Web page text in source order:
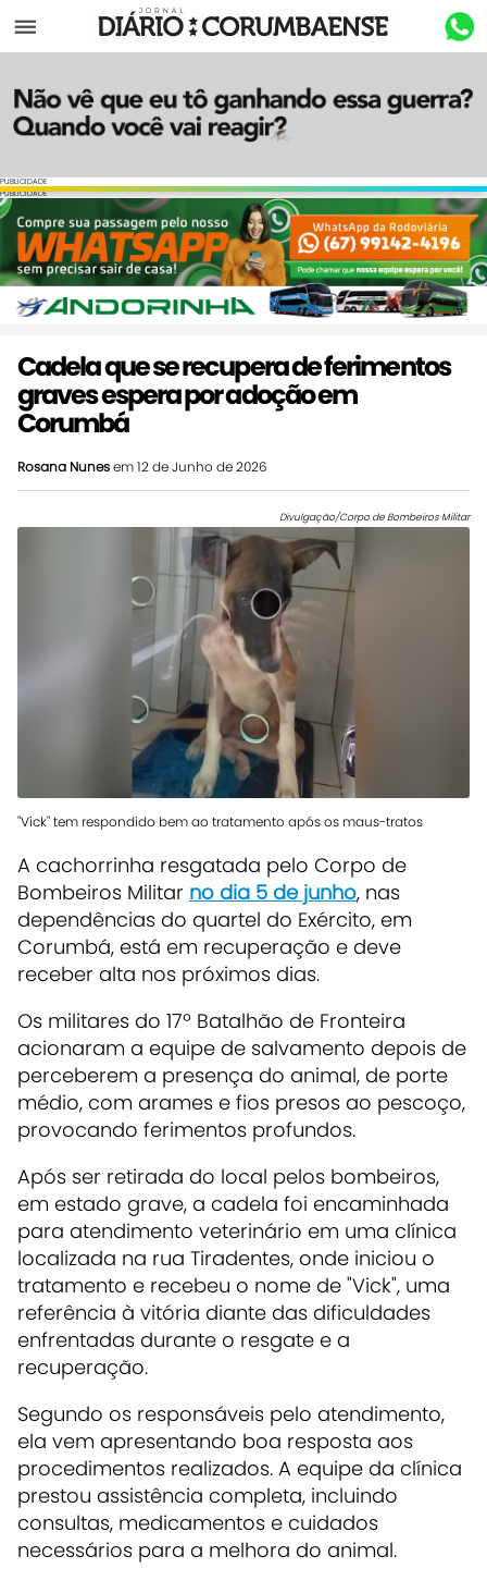
Menu
PUBLICIDADE
PUBLICIDADE
Cadela que se recupera de ferimentos
graves espera por adoção em
Corumbá
Rosana Nunesem 12 de Junho de 2026
Divulgação/Corpo de Bombeiros Militar
"Vick" tem respondido bem ao tratamento após os maus-tratos
A cachorrinha resgatada pelo Corpo de
Bombeiros Militar no dia 5 de junho, nas
dependências do quartel do Exército, em
Corumbá, está em recuperação e deve
receber alta nos próximos dias.
Os militares do 17º Batalhão de Fronteira
acionaram a equipe de salvamento depois de
perceberem a presença do animal, de porte
médio, com arames e fios presos ao pescoço,
provocando ferimentos profundos.
Após ser retirada do local pelos bombeiros,
em estado grave, a cadela foi encaminhada
para atendimento veterinário em uma clínica
localizada na rua Tiradentes, onde iniciou o
tratamento e recebeu o nome de "Vick", uma
referência à vitória diante das dificuldades
enfrentadas durante o resgate e a
recuperação.
Segundo os responsáveis pelo atendimento,
ela vem apresentando boa resposta aos
procedimentos realizados. A equipe da clínica
prestou assistência completa, incluindo
consultas, medicamentos e cuidados
necessários para a melhora do animal.